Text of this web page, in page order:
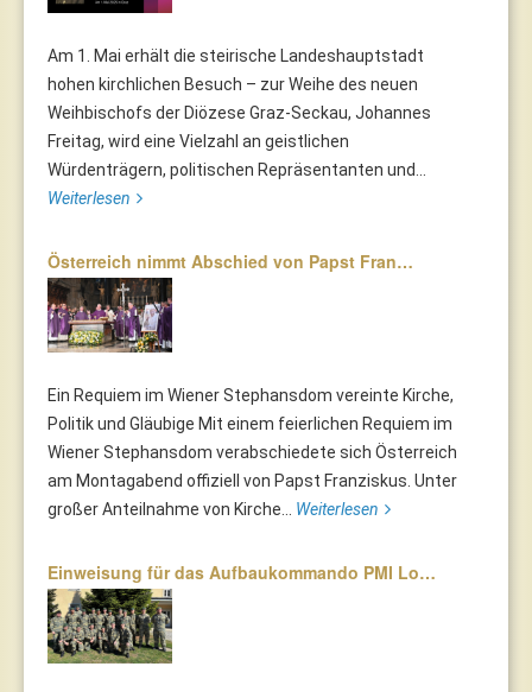
Am 1. Mai erhält die steirische Landeshauptstadt
hohen kirchlichen Besuch – zur Weihe des neuen
Weihbischofs der Diözese Graz-Seckau, Johannes
Freitag, wird eine Vielzahl an geistlichen
Würdenträgern, politischen Repräsentanten und...
Weiterlesen
Österreich nimmt Abschied von Papst Fran…
Ein Requiem im Wiener Stephansdom vereinte Kirche,
Politik und Gläubige Mit einem feierlichen Requiem im
Wiener Stephansdom verabschiedete sich Österreich
am Montagabend offiziell von Papst Franziskus. Unter
großer Anteilnahme von Kirche... Weiterlesen
Einweisung für das Aufbaukommando PMI Lo…